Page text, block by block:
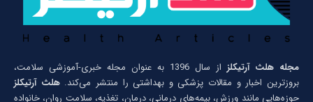
مجله هلث آرتیکلز
از سال 1396 به عنوان مجله خبری-آموزشی سلامت،
بروزترین اخبار و مقالات پزشکی و بهداشتی را منتشر می‌کند.هلث آرتیکلز
حوزه‌هایی مانند ورزش، بیمه‌های درمانی، درمان، تغذیه، سلامت روان، خانواده